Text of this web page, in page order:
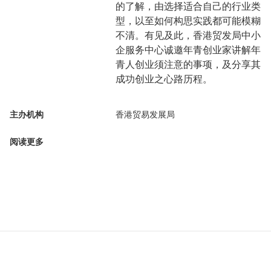
的了解，由选择适合自己的行业类
型，以至如何构思实践都可能模糊
不清。有见及此，香港贸发局中小
企服务中心诚邀年青创业家讲解年
青人创业须注意的事项，及分享其
成功创业之心路历程。
主办机构 香港贸易发展局
阅读更多